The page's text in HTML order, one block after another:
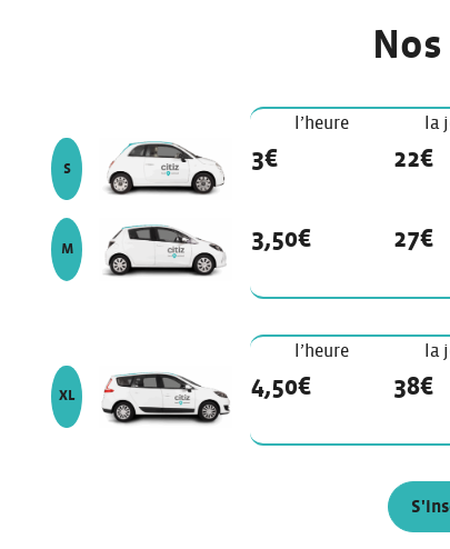
l’heure la
véhicule de modèle
S 3€ 22€
véhicule de modèle
M 3,50€ 27€
l’heure la
véhicule de modèle
XL 4,50€ 38€